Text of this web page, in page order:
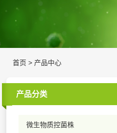
首页 > 产品中心
产品分类
微生物质控菌株